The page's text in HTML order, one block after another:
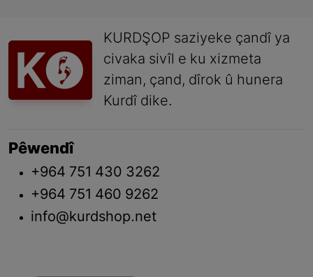
KURDŞOP saziyeke çandî ya
civaka sivîl e ku xizmeta
ziman, çand, dîrok û hunera
Kurdî dike.
Pêwendî
+964 751 430 3262
+964 751 460 9262
info@kurdshop.net